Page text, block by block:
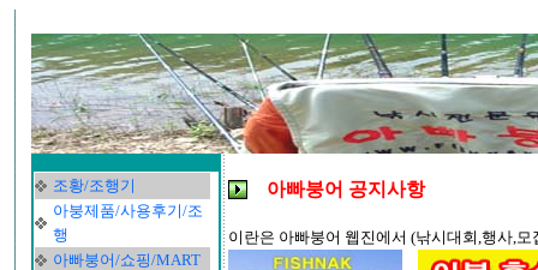
조황/조행기
아붕제품/사용후기/조
행
아빠붕어/쇼핑/MART
아빠붕어 공지사항
이란은 아빠붕어 웹진에서 (낚시대회,행사,